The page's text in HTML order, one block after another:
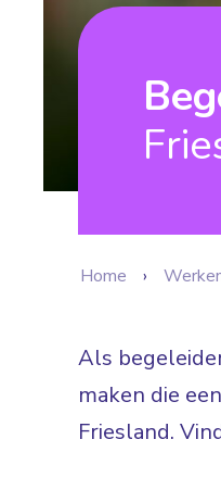
Home
Als
maken die
Friesland.